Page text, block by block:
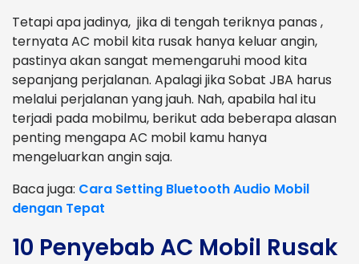
Tetapi apa jadinya, jika di tengah teriknya panas ,
ternyata AC mobil kita rusak hanya keluar angin,
pastinya akan sangat memengaruhi mood kita
sepanjang perjalanan. Apalagi jika Sobat JBA harus
melalui perjalanan yang jauh. Nah, apabila hal itu
terjadi pada mobilmu, berikut ada beberapa alasan
penting mengapa AC mobil kamu hanya
mengeluarkan angin saja.
Baca juga: Cara Setting Bluetooth Audio Mobil
dengan Tepat
10 Penyebab AC Mobil Rusak